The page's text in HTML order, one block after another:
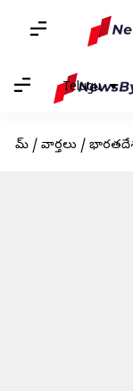
Telugu
హోమ్ / వార్తలు /